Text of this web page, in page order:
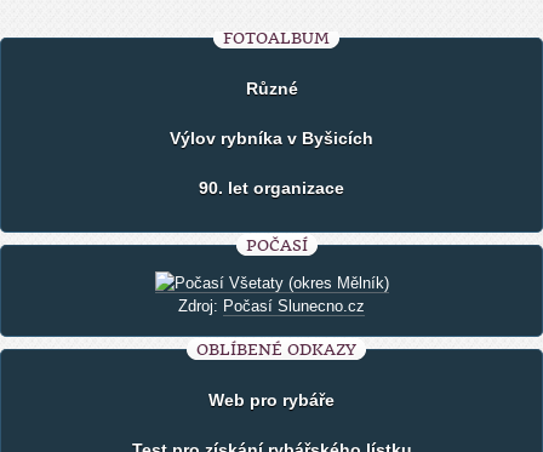
FOTOALBUM
Různé
Výlov rybníka v Byšicích
90. let organizace
POČASÍ
Zdroj: Počasí Slunecno.cz
OBLÍBENÉ ODKAZY
Web pro rybáře